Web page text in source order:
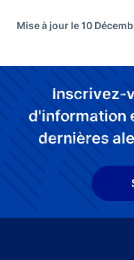
Mise à jour le 10
Inscrivez-
d'information
dernières